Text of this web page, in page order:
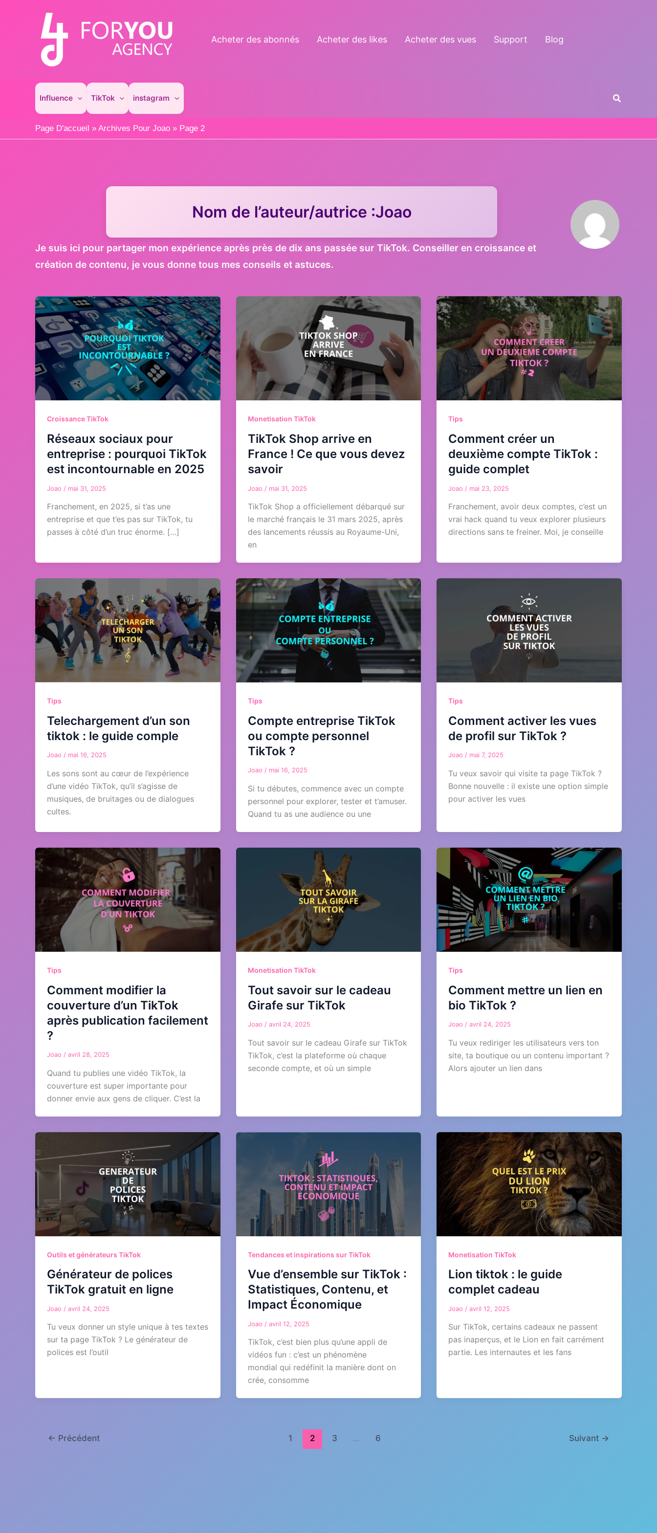
Acheter des abonnés Acheter des likes Acheter des vues Support Blog
Influence TikTok instagram
Page D'accueil » Archives Pour Joao » Page 2
Nom de l’auteur/autrice :Joao
Je suis ici pour partager mon expérience après près de dix ans passée sur TikTok. Conseiller en croissance et
création de contenu, je vous donne tous mes conseils et astuces.
Croissance TikTok
Réseaux sociaux pour
entreprise : pourquoi TikTok
est incontournable en 2025
Joao / mai 31, 2025
Franchement, en 2025, si t’as une
entreprise et que t’es pas sur TikTok, tu
passes à côté d’un truc énorme. […]
Monetisation TikTok
TikTok Shop arrive en
France ! Ce que vous devez
savoir
Joao / mai 31, 2025
TikTok Shop a officiellement débarqué sur
le marché français le 31 mars 2025, après
des lancements réussis au Royaume-Uni,
en
Tips
Comment créer un
deuxième compte TikTok :
guide complet
Joao / mai 23, 2025
Franchement, avoir deux comptes, c’est un
vrai hack quand tu veux explorer plusieurs
directions sans te freiner. Moi, je conseille
Tips
Telechargement d’un son
tiktok : le guide comple
Joao / mai 16, 2025
Les sons sont au cœur de l’expérience
d’une vidéo TikTok, qu’il s’agisse de
musiques, de bruitages ou de dialogues
cultes.
Tips
Compte entreprise TikTok
ou compte personnel
TikTok ?
Joao / mai 16, 2025
Si tu débutes, commence avec un compte
personnel pour explorer, tester et t’amuser.
Quand tu as une audience ou une
Tips
Comment activer les vues
de profil sur TikTok ?
Joao/ mai 7, 2025
Tu veux savoir qui visite ta page TikTok ?
Bonne nouvelle : il existe une option simple
pour activer les vues
Tips
Comment modifier la
couverture d’un TikTok
après publication facilement
?
Joao / avril 28, 2025
Quand tu publies une vidéo TikTok, la
couverture est super importante pour
donner envie aux gens de cliquer. C’est la
Monetisation TikTok
Tout savoir sur le cadeau
Girafe sur TikTok
Joao / avril 24, 2025
Tout savoir sur le cadeau Girafe sur TikTok
TikTok, c’est la plateforme où chaque
seconde compte, et où un simple
Tips
Comment mettre un lien en
bio TikTok ?
Joao /avril 24, 2025
Tu veux rediriger les utilisateurs vers ton
site, ta boutique ou un contenu important ?
Alors ajouter un lien dans
Outils et générateurs TikTok
Générateur de polices
TikTok gratuit en ligne
Joao / avril 24, 2025
Tu veux donner un style unique à tes textes
sur ta page TikTok ? Le générateur de
polices est l’outil
Tendances et inspirations sur TikTok
Vue d’ensemble sur TikTok :
Statistiques, Contenu, et
Impact Économique
Joao / avril 12, 2025
TikTok, c’est bien plus qu’une appli de
vidéos fun : c’est un phénomène
mondial qui redéfinit la manière dont on
crée, consomme
Monetisation TikTok
Lion tiktok : le guide
complet cadeau
Joao /avril 12, 2025
Sur TikTok, certains cadeaux ne passent
pas inaperçus, et le Lion en fait carrément
partie. Les internautes et les fans
← Précédent 1 2 3 … 6 Suivant →